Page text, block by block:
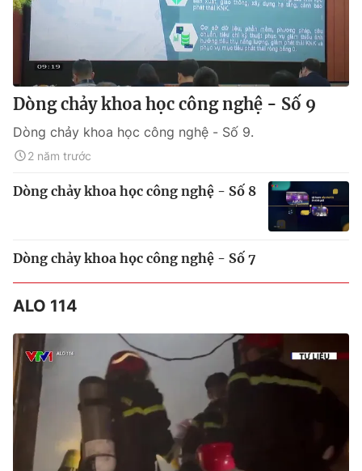
Dòng chảy khoa học công nghệ - Số 9
Dòng chảy khoa học công nghệ - Số 9.
2 năm trước
Dòng chảy khoa học công nghệ - Số 8
Dòng chảy khoa học công nghệ - Số 7
ALO 114